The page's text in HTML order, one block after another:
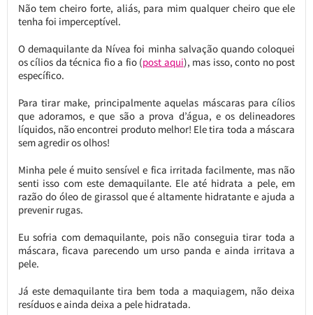
Não tem cheiro forte, aliás, para mim qualquer cheiro que ele
tenha foi imperceptível.
O demaquilante da Nívea foi minha salvação quando coloquei
os cílios da técnica fio a fio (post aqui), mas isso, conto no post
específico.
Para tirar make, principalmente aquelas máscaras para cílios
que adoramos, e que são a prova d’água, e os delineadores
líquidos, não encontrei produto melhor! Ele tira toda a máscara
sem agredir os olhos!
Minha pele é muito sensível e fica irritada facilmente, mas não
senti isso com este demaquilante. Ele até hidrata a pele, em
razão do óleo de girassol que é altamente hidratante e ajuda a
prevenir rugas.
Eu sofria com demaquilante, pois não conseguia tirar toda a
máscara, ficava parecendo um urso panda e ainda irritava a
pele.
Já este demaquilante tira bem toda a maquiagem, não deixa
resíduos e ainda deixa a pele hidratada.